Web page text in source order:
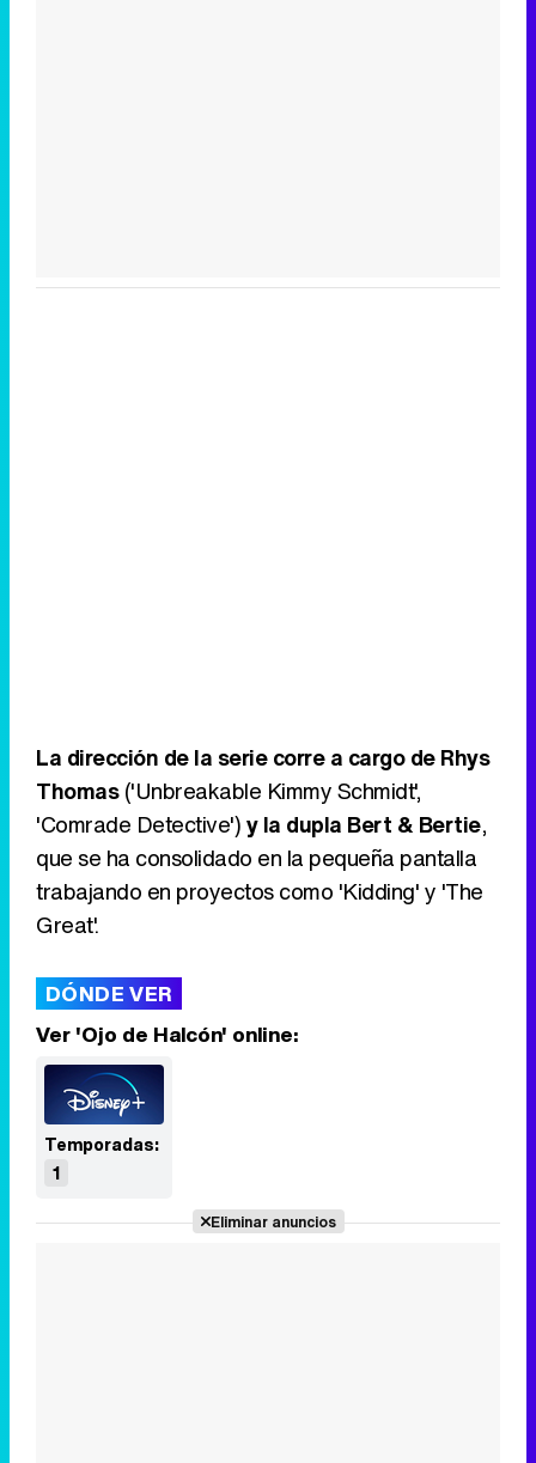
La dirección de la serie corre a cargo de Rhys
Thomas('Unbreakable Kimmy Schmidt',
'Comrade Detective')y la dupla Bert & Bertie,
que se ha consolidado en la pequeña pantalla
trabajando en proyectos como 'Kidding' y 'The
Great'.
DÓNDE VER
Ver 'Ojo de Halcón' online:
Temporadas:
1
Eliminar anuncios